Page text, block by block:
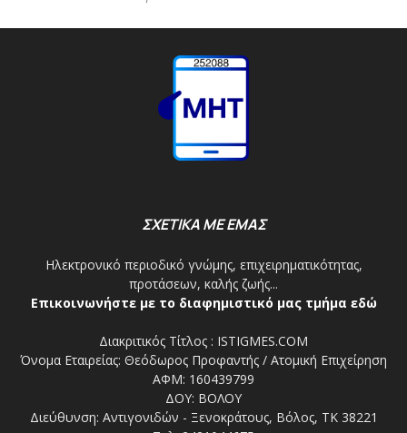
ΣΧΕΤΙΚΑ ΜΕ ΕΜΑΣ
Ηλεκτρονικό περιοδικό γνώμης, επιχειρηματικότητας,
προτάσεων, καλής ζωής...
Επικοινωνήστε με το διαφημιστικό μας τμήμα εδώ
Διακριτικός Τίτλος : ISTIGMES.COM
Όνομα Εταιρείας: Θεόδωρος Προφαντής / Ατομική Επιχείρηση
ΑΦΜ: 160439799
ΔΟΥ: ΒΟΛΟΥ
Διεύθυνση: Αντιγονιδών - Ξενοκράτους, Βόλος, ΤΚ 38221